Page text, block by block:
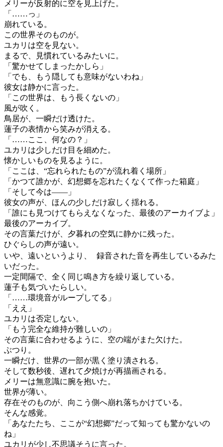
メリーが反射的に空を見上げた。
「……っ」
崩れている。
この世界そのものが。
ユカリは空を見ない。
まるで、見慣れているみたいに。
「驚かせてしまったかしら」
「でも、もう隠しても意味がないわね」
彼女は静かに言った。
「この世界は、もう長くないの」
風が吹く。
鳥居が、一瞬だけ透けた。
蓮子の表情から笑みが消える。
「……ここ、何なの？」
ユカリは少しだけ目を細めた。
懐かしいものを見るように。
「ここは、“忘れられたもの”が流れ着く場所」
「かつて誰かが、幻想郷を忘れたくなくて作った箱庭」
「そして今は――」
彼女の声が、ほんの少しだけ寂しく揺れる。
「誰にも見つけてもらえなくなった、最後のアーカイブよ」
最後のアーカイブ。
その言葉だけが、夕暮れの空気に静かに残った。
ひぐらしの声が遠い。
いや、遠いというより、 録音された音を再生しているみた
いだった。
一定間隔で、全く同じ鳴き方を繰り返している。
蓮子も気づいたらしい。
「……環境音がループしてる」
「ええ」
ユカリは否定しない。
「もう完全な維持が難しいの」
その言葉に合わせるように、空の端がまた欠けた。
ぶつり。
一瞬だけ、世界の一部が黒く塗り潰される。
そして数秒後、遅れて夕焼けが再描画される。
メリーは無意識に腕を抱いた。
世界が薄い。
存在そのものが、向こう側へ崩れ落ちかけている。
そんな感覚。
「あなたたち、ここが“幻想郷”だって知っても驚かないの
ね」
ユカリが少し不思議そうに言った。